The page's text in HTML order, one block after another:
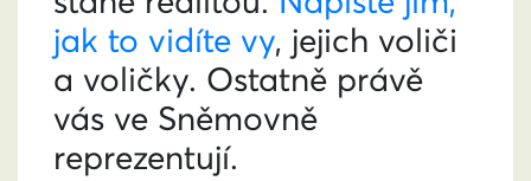
jak to vidíte vy, jejich voliči
a voličky. Ostatně právě
vás ve Sněmovně
reprezentují.